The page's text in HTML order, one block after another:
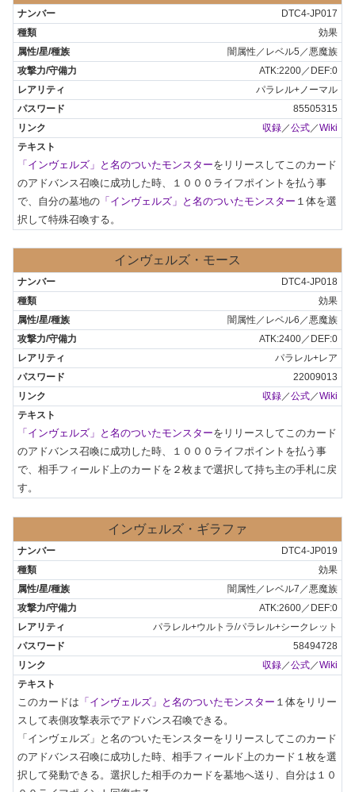
DTC4-JP017
効果
闇属性／レベル5／悪魔族
ATK:2200／DEF:0
パラレル+ノーマル
85505315
収録／公式／Wiki
「インヴェルズ」と名のついたモンスターをリリースしてこのカード
のアドバンス召喚に成功した時、１０００ライフポイントを払う事
で、自分の墓地の 「インヴェルズ」と名のついたモンスター １体を選
択して特殊召喚する。
インヴェルズ・モース
DTC4-JP018
効果
闇属性／レベル6／悪魔族
ATK:2400／DEF:0
パラレル+レア
22009013
収録／公式／Wiki
「インヴェルズ」と名のついたモンスターをリリースしてこのカード
のアドバンス召喚に成功した時、１０００ライフポイントを払う事
で、相手フィールド上のカードを２枚まで選択して持ち主の手札に戻
す。
インヴェルズ・ギラファ
DTC4-JP019
効果
闇属性／レベル7／悪魔族
ATK:2600／DEF:0
パラレル+ウルトラ/パラレル+シークレット
58494728
収録 ／公式 ／Wiki
このカードは 「インヴェルズ」と名のついたモンスター １体をリリー
スして表側攻撃表示でアドバンス召喚できる。
「インヴェルズ」と名のついたモンスターをリリースしてこのカード
のアドバンス召喚に成功した時、相手フィールド上のカード１枚を選
択して発動できる。選択した相手のカードを墓地へ送り、自分は１０